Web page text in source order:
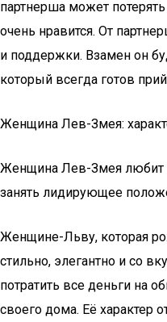
партнерша может
очень нравится. От
и поддержки. Взамен он
который всегда готов
Женщина Лев-Змея:
Женщина Лев-Змея любит
занять лидирующее
Женщине-Льву, которая
стильно, элегантно и со
потратить все деньги на
своего дома. Её характер